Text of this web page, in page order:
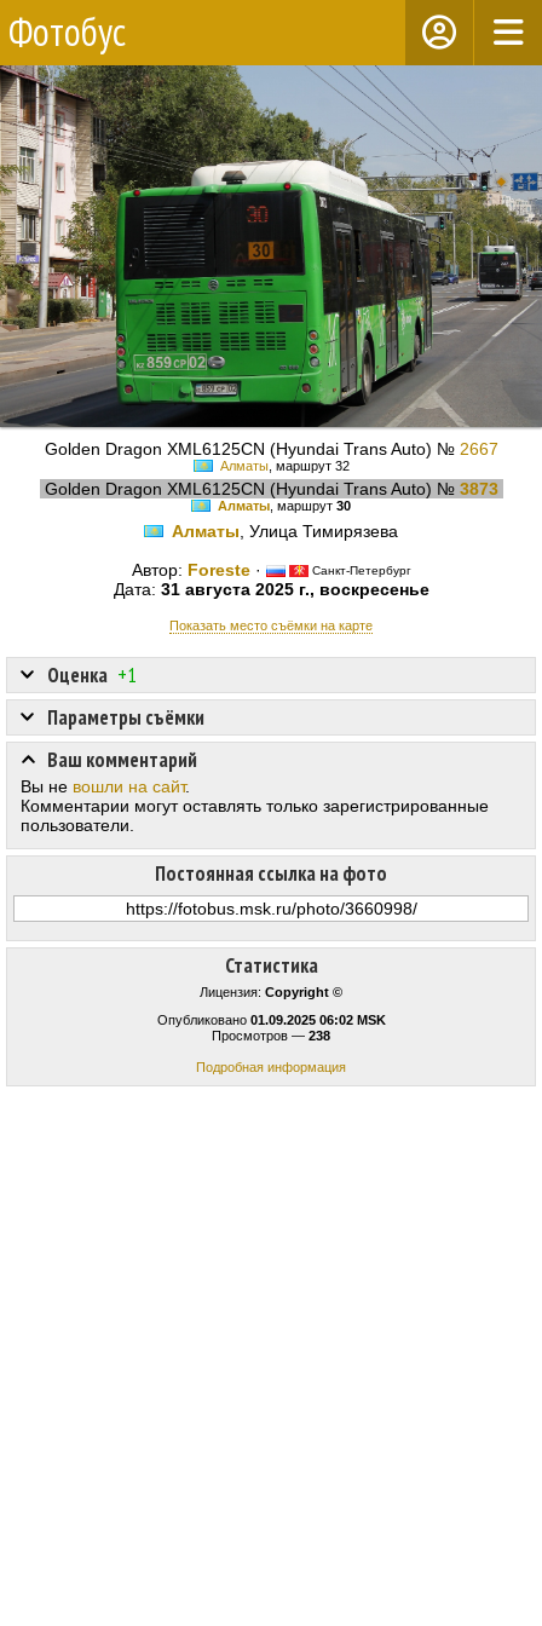
Фотобус
Golden Dragon XML6125CN (Hyundai Trans Auto) № 2667
Алматы, маршрут 32
Golden Dragon XML6125CN (Hyundai Trans Auto) № 3873
Алматы , маршрут 30
Алматы , Улица Тимирязева
Автор: Foreste· Санкт-Петербург
Дата: 31 августа 2025 г., воскресенье
Показать место съёмки на карте
Статистика
Лицензия: Copyright ©
Опубликовано 01.09.2025 06:02 MSK
Просмотров — 238
Подробная информация
Оценка +1
Постоянная ссылка на фото
Параметры съёмки
Ваш комментарий
Вы не вошли на сайт.
Комментарии могут оставлять только зарегистрированные
пользователи.